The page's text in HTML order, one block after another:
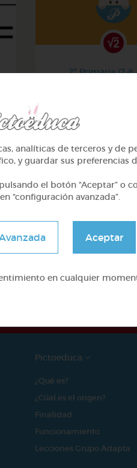
2º Primaria (7-8
gracias al
Pictoeduca
¿Qué es?
¿Cúal es el origen?
Finalidad
Funcionamiento
Lecciones Grupo Adapta
analíticas de terceros y de
y guardar sus preferencias
el botón “Aceptar” o
“configuración avanzada”.
Aceptar
en cualquier